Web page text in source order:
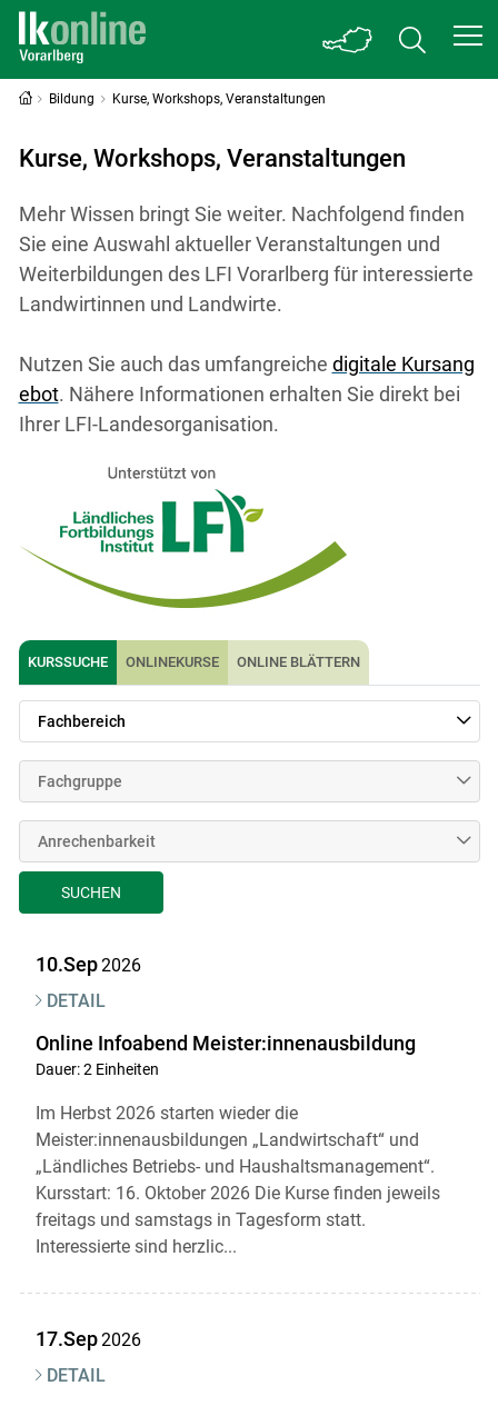
Bildung Kurse, Workshops, Veranstaltungen
Kurse, Workshops, Veranstaltungen
Mehr Wissen bringt Sie weiter. Nachfolgend finden
Sie eine Auswahl aktueller Veranstaltungen und
Weiterbildungen des LFI Vorarlberg für interessierte
Landwirtinnen und Landwirte.
Nutzen Sie auch das umfangreiche digitale Kursang
ebot. Nähere Informationen erhalten Sie direkt bei
Ihrer LFI-Landesorganisation.
KURSSUCHE ONLINEKURSE ONLINE BLÄTTERN
Fachbereich
Fachgruppe
Anrechenbarkeit
SUCHEN
10.Sep2026
DETAIL
Online Infoabend Meister:innenausbildung
Dauer: 2 Einheiten
Im Herbst 2026 starten wieder die
Meister:innenausbildungen „Landwirtschaft“ und
„Ländliches Betriebs- und Haushaltsmanagement“.
Kursstart: 16. Oktober 2026 Die Kurse finden jeweils
freitags und samstags in Tagesform statt.
Interessierte sind herzlic...
17.Sep2026
DETAIL